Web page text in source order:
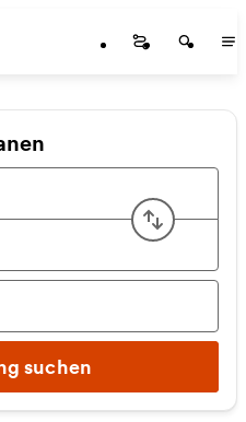
Startseite
Start
suchen